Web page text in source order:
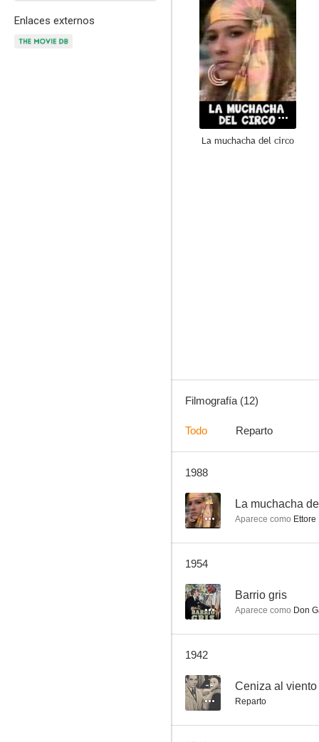
Enlaces externos
La muchacha del circo
Filmografía (12)
Todo Reparto
1988
-- La muchacha
Aparece como
1954
-- Barrio gris
Aparece como Don
1942
-- Ceniza al viento
Reparto